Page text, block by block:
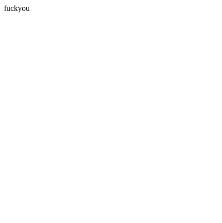
fuckyou